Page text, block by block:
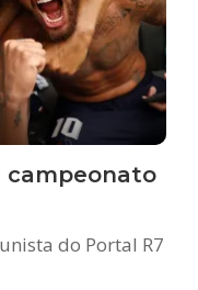
campeonato
do Portal R7